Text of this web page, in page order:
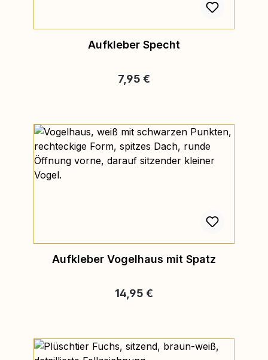
Aufkleber Specht
Regulärer Preis:
7,95 €
Aufkleber Vogelhaus mit Spatz
Regulärer Preis:
14,95 €